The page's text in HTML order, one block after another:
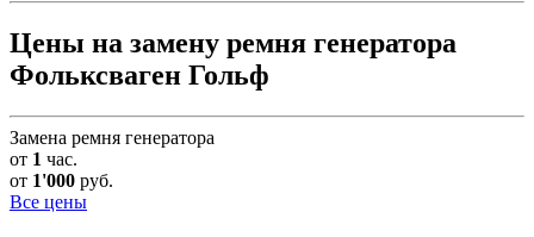
Цены на замену ремня генератора
Фольксваген Гольф
Замена ремня генератора
от 1 час.
от 1'000 руб.
Все цены